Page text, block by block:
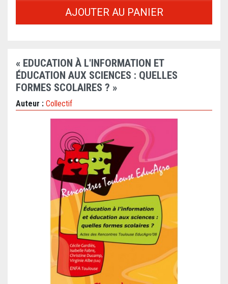
AJOUTER AU PANIER
« EDUCATION À L'INFORMATION ET
ÉDUCATION AUX SCIENCES : QUELLES
FORMES SCOLAIRES ? »
Auteur : Collectif